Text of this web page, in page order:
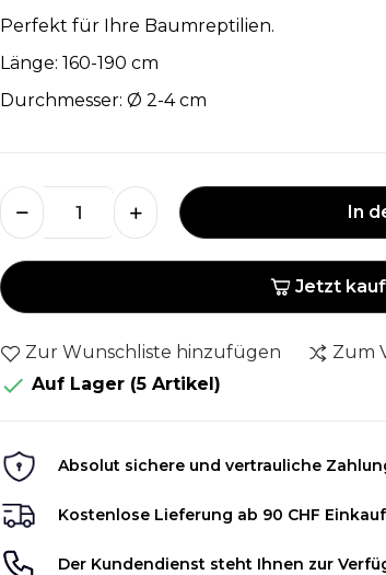
Perfekt für Ihre Baumreptilien.
Länge: 160-190 cm
Durchmesser: Ø 2-4 cm
In
Jetzt
Zur Wunschliste hinzufügen Zum
 Auf Lager (5 Artikel)
Absolut sichere und vertrauliche
Kostenlose Lieferung ab 90 CHF
Der Kundendienst steht Ihnen zur